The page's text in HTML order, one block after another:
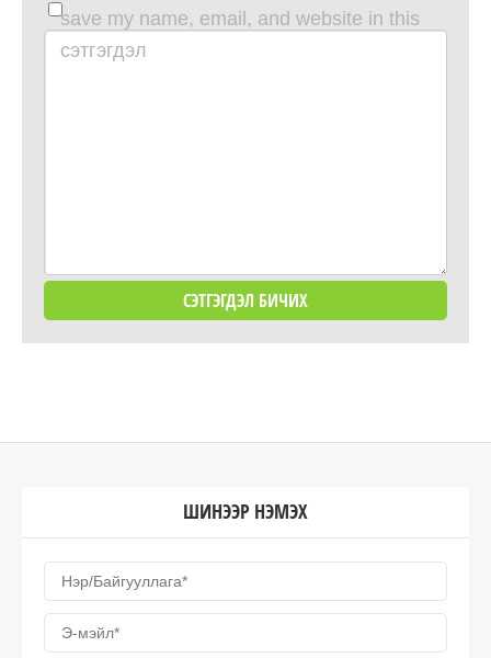
save my name, email, and website in this
browser for the next time i comment.
сэтгэгдэл
ШИНЭЭР НЭМЭХ